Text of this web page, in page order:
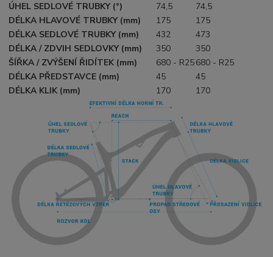
ÚHEL SEDLOVÉ TRUBKY (°)
74,5
74,5
DÉLKA HLAVOVÉ TRUBKY (mm)
175
175
DÉLKA SEDLOVÉ TRUBKY (mm)
432
473
DÉLKA / ZDVIH SEDLOVKY (mm)
350
350
ŠÍŘKA / ZVÝŠENÍ ŘIDÍTEK (mm)
680 - R25680 - R25
DÉLKA PŘEDSTAVCE (mm)
45
45
DÉLKA KLIK (mm)
170 170